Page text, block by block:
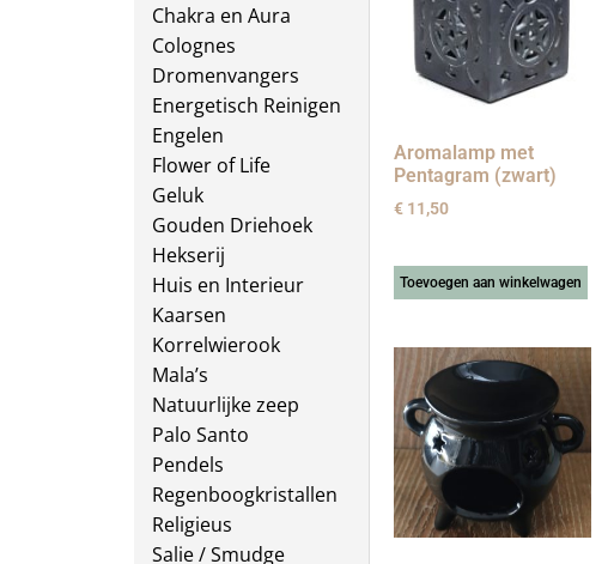
Chakra en Aura
Colognes
Dromenvangers
Energetisch Reinigen
Engelen
Flower of Life
Geluk
Gouden Driehoek
Hekserij
Huis en Interieur
Kaarsen
Korrelwierook
Mala’s
Natuurlijke zeep
Palo Santo
Pendels
Regenboogkristallen
Religieus
Salie / Smudge
Aromalamp met
Pentagram (zwart)
€11,50
Toevoegen aan winkelwagen